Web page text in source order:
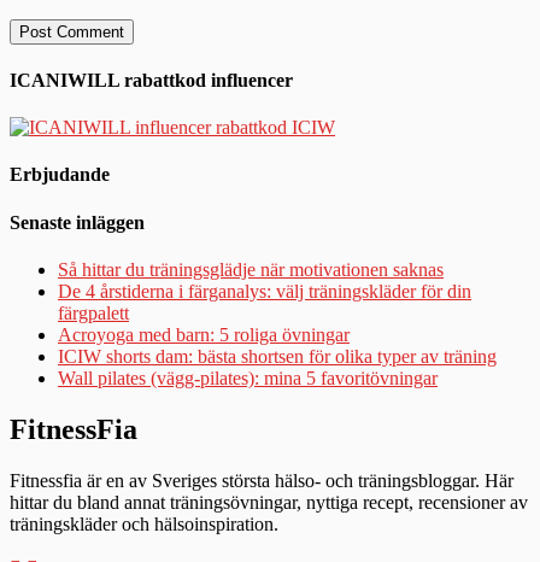
ICANIWILL rabattkod influencer
Erbjudande
Senaste inläggen
Så hittar du träningsglädje när motivationen saknas
De 4 årstiderna i färganalys: välj träningskläder för din
färgpalett
Acroyoga med barn: 5 roliga övningar
ICIW shorts dam: bästa shortsen för olika typer av träning
Wall pilates (vägg-pilates): mina 5 favoritövningar
FitnessFia
Fitnessfia är en av Sveriges största hälso- och träningsbloggar. Här
hittar du bland annat träningsövningar, nyttiga recept, recensioner av
träningskläder och hälsoinspiration.